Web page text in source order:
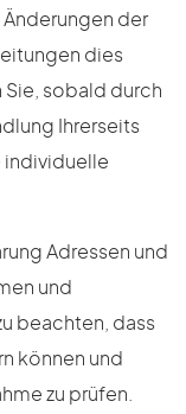
Änderungen der
dies
sobald durch
Ihrerseits
individuelle
Adressen und
und
beachten, dass
können und
zu prüfen.